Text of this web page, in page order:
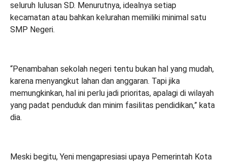
seluruh lulusan SD. Menurutnya, idealnya setiap
kecamatan atau bahkan kelurahan memiliki minimal satu
SMP Negeri.
“Penambahan sekolah negeri tentu bukan hal yang mudah,
karena menyangkut lahan dan anggaran. Tapi jika
memungkinkan, hal ini perlu jadi prioritas, apalagi di wilayah
yang padat penduduk dan minim fasilitas pendidikan,” kata
dia.
Meski begitu, Yeni mengapresiasi upaya Pemerintah Kota